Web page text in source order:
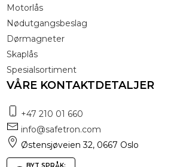
Motorlås
Nødutgangsbeslag
Dørmagneter
Skaplås
Spesialsortiment
VÅRE KONTAKTDETALJER
+47 210 01 660
info@safetron.com
Østensjøveien 32, 0667 Oslo